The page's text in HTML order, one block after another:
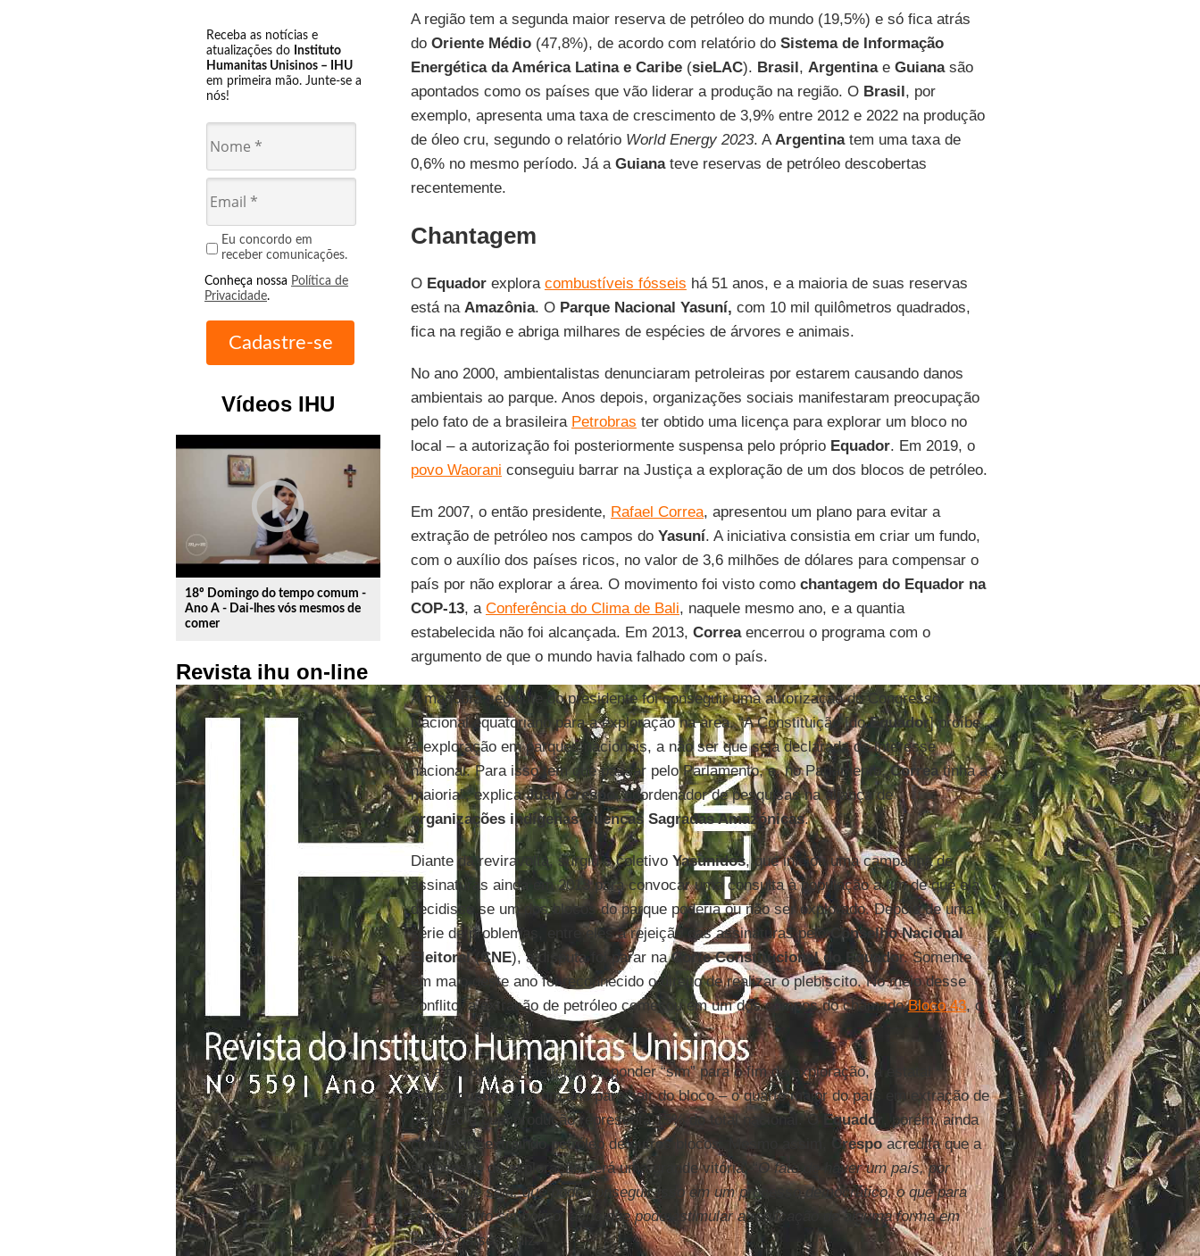
Receba as notícias e
atualizações do Instituto
Humanitas Unisinos – IHU
em primeira mão. Junte-se a
nós!
Eu concordo em
receber comunicações.
Conheça nossa Política de
Privacidade.
Vídeos IHU
play_circle_outline
18º Domingo do tempo comum -
Ano A - Dai-lhes vós mesmos de
comer
Revista ihu on-line
A região tem a segunda maior reserva de petróleo do mundo (19,5%) e só fica atrás
do Oriente Médio(47,8%), de acordo com relatório do Sistema de Informação
Energética da América Latina e Caribe(sieLAC). Brasil, Argentinae Guianasão
apontados como os países que vão liderar a produção na região. O Brasil, por
exemplo, apresenta uma taxa de crescimento de 3,9% entre 2012 e 2022 na produção
de óleo cru, segundo o relatório World Energy 2023. AArgentinatem uma taxa de
0,6% no mesmo período. Já a Guianateve reservas de petróleo descobertas
recentemente.
Chantagem
O Equadorexplora combustíveis fósseis há 51 anos, e a maioria de suas reservas
está na Amazônia. O Parque Nacional Yasuní, com 10 mil quilômetros quadrados,
fica na região e abriga milhares de espécies de árvores e animais.
No ano 2000, ambientalistas denunciaram petroleiras por estarem causando danos
ambientais ao parque. Anos depois, organizações sociais manifestaram preocupação
pelo fato de a brasileira Petrobras ter obtido uma licença para explorar um bloco no
local – a autorização foi posteriormente suspensa pelo próprio Equador. Em 2019, o
povo Waorani conseguiu barrar na Justiça a exploração de um dos blocos de petróleo.
Em 2007, o então presidente, Rafael Correa, apresentou um plano para evitar a
extração de petróleo nos campos do Yasuní. A iniciativa consistia em criar um fundo,
com o auxílio dos países ricos, no valor de 3,6 milhões de dólares para compensar o
país por não explorar a área. O movimento foi visto como chantagem do Equador na
COP-13, a Conferência do Clima de Bali, naquele mesmo ano, e a quantia
estabelecida não foi alcançada. Em 2013, Correaencerrou o programa com o
argumento de que o mundo havia falhado com o país.
A manobra seguinte do presidente foi conseguir uma autorização do Congresso
Nacional equatoriano para a exploração na área. “A Constituição [doEquador] proíbe
a exploração em parques nacionais, a não ser que seja declarada de interesse
nacional. Para isso tem que passar pelo Parlamento, e, no Parlamento,Correatinha a
maioria”, explicaJuan Crespo, coordenador de pesquisas na aliança de
organizações indígenas Cuencas Sagradas Amazónicas.
Diante da reviravolta, surgiu o coletivo Yasunidos, que iniciou uma campanha de
assinaturas ainda em 2013 para convocar uma consulta à população a fim de que ela
decidisse se um dos blocos do parque poderia ou não ser explorado. Depois de uma
série de problemas, entre eles a rejeição das assinaturas pelo Conselho Nacional
Eleitoral(CNE), a disputa foi parar naCorte Constitucional do Equador. Somente
em maio deste ano foi reconhecido o direito de realizar o plebiscito. No meio desse
conflito, a extração de petróleo começou em um dos campos do chamadoBloco 43, o
Tiputini, em 2016.
Se a maioria dos eleitores responder “sim” para o fim da exploração, a estatal
Petroecuadorterá um ano para sair do bloco – o quarto maior do país em extração de
petróleo e cuja produção representa 15% do total nacional. O
Equador
, porém, ainda
continuará extraindo petróleo de outros blocos. Mesmo assim,
Crespoacredita que a
suspensão da exploração será uma grande vitória. “ O fato de haver um país, por
menor que seja, que pode conseguir isso em um processo democrático, o que para
mim é muito simbólico, acho que pode estimular a replicação de alguma forma em
outros países”, diz.